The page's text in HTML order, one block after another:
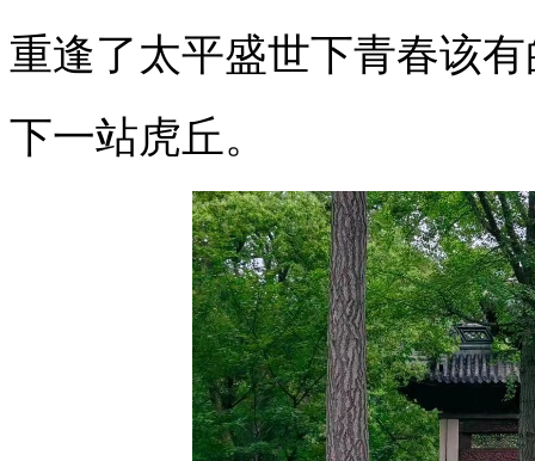
重逢了太平盛世下青春该
下一站虎丘。